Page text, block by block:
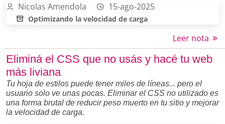
Nicolas Amendola 15-ago-2025
Optimizando la velocidad de carga
Leer nota
Eliminá el CSS que no usás y hacé tu web
más liviana
Tu hoja de estilos puede tener miles de líneas... pero el
usuario solo ve unas pocas. Eliminar el CSS no utilizado es
una forma brutal de reducir peso muerto en tu sitio y mejorar
la velocidad de carga.